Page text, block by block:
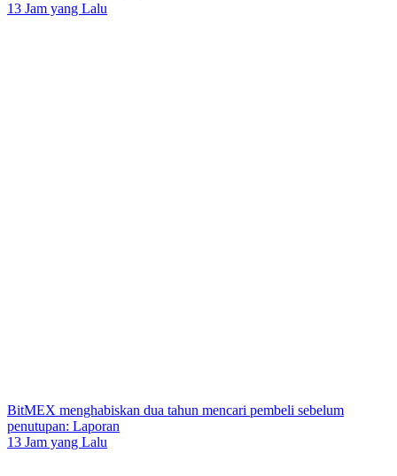
13 Jam yang Lalu
BitMEX menghabiskan dua tahun mencari pembeli sebelum
penutupan: Laporan
13 Jam yang Lalu